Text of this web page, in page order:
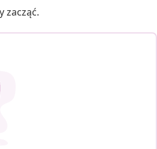
zacząć.